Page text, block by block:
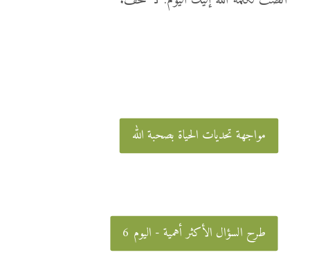
مواجهة تحديات الحياة بصحبة الله
طرح السؤال الأكثر أهمية - اليوم 6